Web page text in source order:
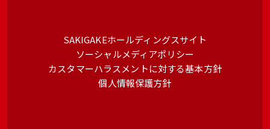
SAKIGAKEホールディングスサイト
ソーシャルメディアポリシー
カスタマーハラスメントに対する基本方針
個人情報保護方針